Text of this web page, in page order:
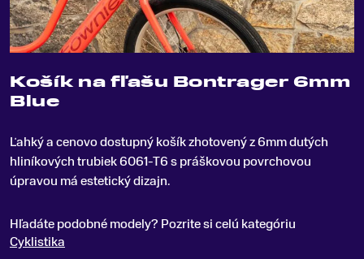
Košík na fľašu Bontrager 6mm
Blue
Ľahký a cenovo dostupný košík zhotovený z 6mm dutých
hliníkových trubiek 6061-T6 s práškovou povrchovou
úpravou má estetický dizajn.
Hľadáte podobné modely? Pozrite si celú kategóriu
Cyklistika